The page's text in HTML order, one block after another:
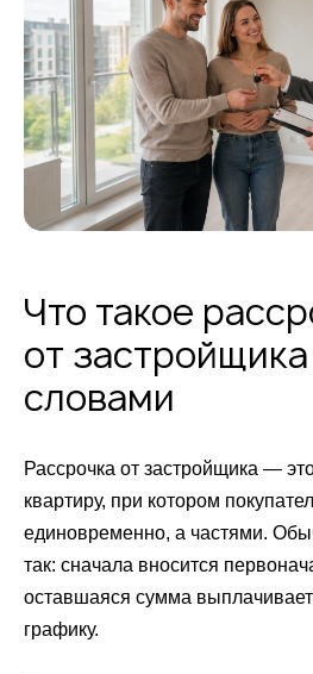
Что такое
от
словами
Рассрочка от застройщика —
квартиру, при котором
единовременно, а частями.
так: сначала вносится
оставшаяся сумма
графику.